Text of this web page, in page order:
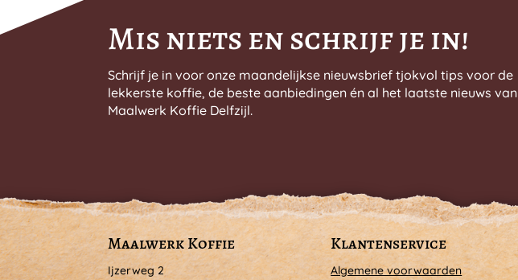
Mis niets en schrijf je in!
Schrijf je in voor onze maandelijkse nieuwsbrief tjokvol tips voor de
lekkerste koffie, de beste aanbiedingen én al het laatste nieuws van
Maalwerk Koffie Delfzijl.
Maalwerk Koffie
Ijzerweg 2
Klantenservice
Algemene voorwaarden